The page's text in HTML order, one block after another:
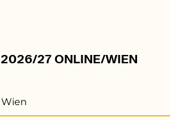
27 ONLINE/WIEN